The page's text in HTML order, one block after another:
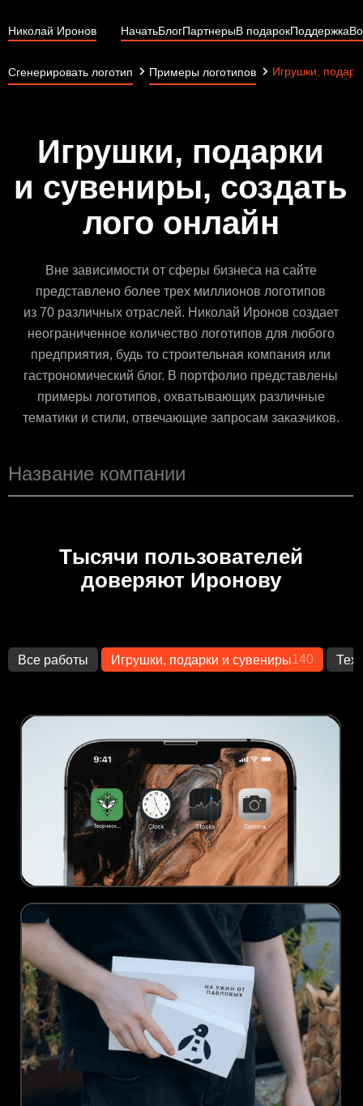
Николай Иронов НачатьБлогПартнерыВ подарокПоддержка
Сгенерировать логотип Примеры логотипов Игрушки,
Игрушки, подарки
и сувениры, создать
лого онлайн
Вне зависимости от сферы бизнеса на сайте
представлено более трех миллионов логотипов
из 70 различных отраслей. Николай Иронов создает
неограниченное количество логотипов для любого
предприятия, будь то строительная компания или
гастрономический блог. В портфолио представлены
примеры логотипов, охватывающих различные
тематики и стили, отвечающие запросам заказчиков.
Тысячи пользователей
доверяют Иронову
Все работы Игрушки, подарки и сувениры140